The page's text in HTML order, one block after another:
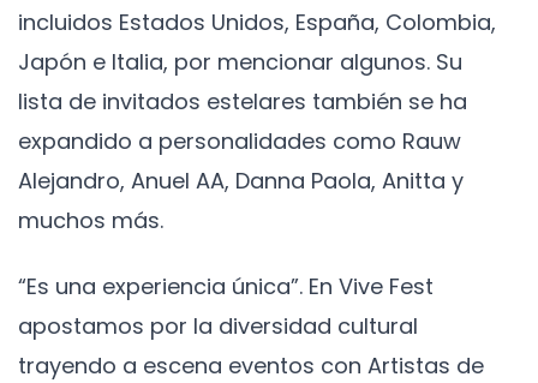
incluidos Estados Unidos, España, Colombia,
Japón e Italia, por mencionar algunos. Su
lista de invitados estelares también se ha
expandido a personalidades como Rauw
Alejandro, Anuel AA, Danna Paola, Anitta y
muchos más.
“Es una experiencia única”. En Vive Fest
apostamos por la diversidad cultural
trayendo a escena eventos con Artistas de